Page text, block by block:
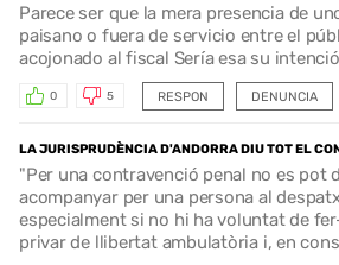
Parece ser que la mera presencia de
paisano o fuera de servicio entre el
acojonado al fiscal Sería esa su
RESPON
0 5 DENUNCIA
LA JURISPRUDÈNCIA D'ANDORRA DIU TOT EL
"Per una contravenció penal no es pot
acompanyar per una persona al
especialment si no hi ha voluntat de
privar de llibertat ambulatòria i, en